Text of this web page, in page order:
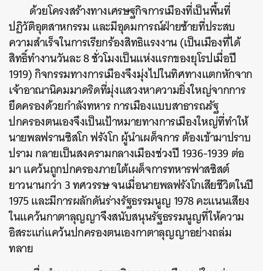
ด้วยโครงสร้างทางเศรษฐกิจการเมืองที่เป็นพื้นที่
ปฏิวัติอุตสาหกรรม และมีอุดมการณ์ฝ่ายซ้ายที่ประสบ
ความสำเร็จในการเรียกร้องสิทธิแรงงาน (เป็นเมืองที่ได้
สิทธิ์ทำงานวันละ 8 ชั่วโมงเป็นแห่งแรกของยุโรปเมื่อปี
1919) กิจกรรมทางการเมืองจึงมุ่งไปในทิศทางแตกหักจาก
เจ้าอาณานิคมมาดริดที่มุ่งแสวงหาความยิ่งใหญ่จากการ
ยึดครองด้วยกำลังทหาร การเมืองแบบสาธารณรัฐ
ปกครองตนเองจึงเป็นเป้าหมายทางการเมืองใหญ่ที่ทำให้
นายพลฟรานซิสโก ฟรังโก ผู้นำเผด็จการ ต้องเข้ามาปราบ
ปราม กลายเป็นสงครามกลางเมืองช่วงปี 1936-1939 ต่อ
มา แคว้นถูกปกครองภายใต้เผด็จการทหารฟาสซิสต์
ยาวนานกว่า 3 ทศวรรษ จนเมื่อนายพลฟรังโกเสียชีวิตในปี
1975 และมีการผลักดันร่างรัฐธรรมนูญ 1978 คะแนนเสียง
ในแคว้นกาตาลุญญาจึงสนับสนุนรัฐธรรมนูญที่ให้ความ
อิสระแก่แคว้นปกครองตนเองกาตาลุญญาอย่างถล่ม
ทลาย